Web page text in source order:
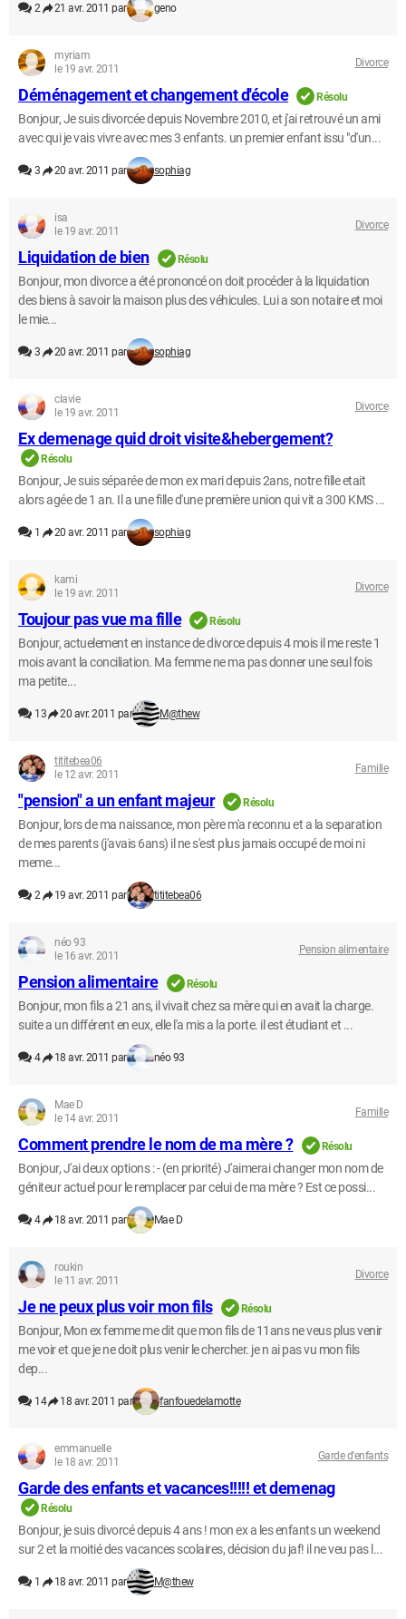
2 21 avr. 2011 par geno
myriam
le 19 avr. 2011
Divorce
Déménagement et changement d'école Résolu
Bonjour, Je suis divorcée depuis Novembre 2010, et j'ai retrouvé un ami
avec qui je vais vivre avec mes 3 enfants. un premier enfant issu "d'un...
3 20 avr. 2011 par sophiag
isa
le 19 avr. 2011
Divorce
Liquidation de bien Résolu
Bonjour, mon divorce a été prononcé on doit procéder à la liquidation
des biens à savoir la maison plus des véhicules. Lui a son notaire et moi
le mie...
3 20 avr. 2011 par sophiag
clavie
le 19 avr. 2011
Divorce
Ex demenage quid droit visite&hebergement?
Résolu
Bonjour, Je suis séparée de mon ex mari depuis 2ans, notre fille etait
alors agée de 1 an. Il a une fille d'une première union qui vit a 300 KMS ...
1 20 avr. 2011 par sophiag
kami
le 19 avr. 2011
Divorce
Toujour pas vue ma fille Résolu
Bonjour, actuelement en instance de divorce depuis 4 mois il me reste 1
mois avant la conciliation. Ma femme ne ma pas donner une seul fois
ma petite...
13 20 avr. 2011 par M@thew
tititebea06
le 12 avr. 2011
Famille
"pension" a un enfant majeur Résolu
Bonjour, lors de ma naissance, mon père m'a reconnu et a la separation
de mes parents (j'avais 6ans) il ne s'est plus jamais occupé de moi ni
meme...
2 19 avr. 2011 par tititebea06
néo 93
le 16 avr. 2011
Pension alimentaire
Pension alimentaire Résolu
Bonjour, mon fils a 21 ans, il vivait chez sa mère qui en avait la charge.
suite a un différent en eux, elle l'a mis a la porte. il est étudiant et ...
4 18 avr. 2011 par néo 93
Mae D
le 14 avr. 2011
Famille
Comment prendre le nom de ma mère ? Résolu
Bonjour, J'ai deux options : - (en priorité) J'aimerai changer mon nom de
géniteur actuel pour le remplacer par celui de ma mère ? Est ce possi...
4 18 avr. 2011 par Mae D
roukin
le 11 avr. 2011
Divorce
Je ne peux plus voir mon fils Résolu
Bonjour, Mon ex femme me dit que mon fils de 11ans ne veus plus venir
me voir et que je ne doit plus venir le chercher. je n ai pas vu mon fils
dep...
14 18 avr. 2011 par fanfouedelamotte
emmanuelle
le 18 avr. 2011
Garde d'enfants
Garde des enfants et vacances!!!!! et demenag
Résolu
Bonjour, je suis divorcé depuis 4 ans ! mon ex a les enfants un weekend
sur 2 et la moitié des vacances scolaires, décision du jaf! il ne veu pas l...
1 18 avr. 2011 par M@thew